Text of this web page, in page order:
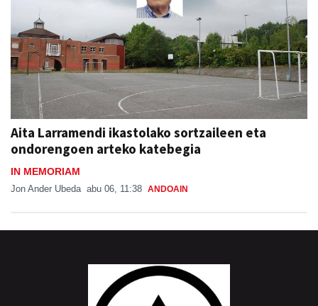
Aita Larramendi ikastolako sortzaileen eta
ondorengoen arteko katebegia
IN MEMORIAM
Jon Ander Ubeda abu 06, 11:38 ANDOAIN